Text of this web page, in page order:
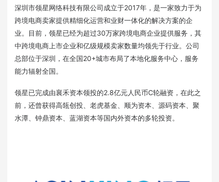
深圳市领星网络科技有限公司成立于2017年，是一家致力于为
跨境电商卖家提供精细化运营和业财一体化的解决方案的企
业。目前，领星已经为超过30万家跨境电商企业提供服务，其
中跨境电商上市企业和亿级规模卖家数量均领先于行业。公司
总部位于深圳，在全国20+城市布局了本地化服务中心，服务
能力辐射全国。
领星已完成由襄禾资本领投的2.8亿元人民币C轮融资，在此之
前，还曾获得高瓴创投、老虎基金、顺为资本、源码资本、聚
水潭、钟鼎资本、蓝湖资本等国内外资本的多轮投资。